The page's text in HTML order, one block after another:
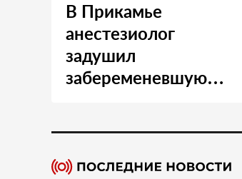
В Прикамье
анестезиолог
задушил
забеременевшую